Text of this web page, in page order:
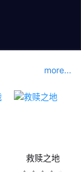
more...
救赎之地